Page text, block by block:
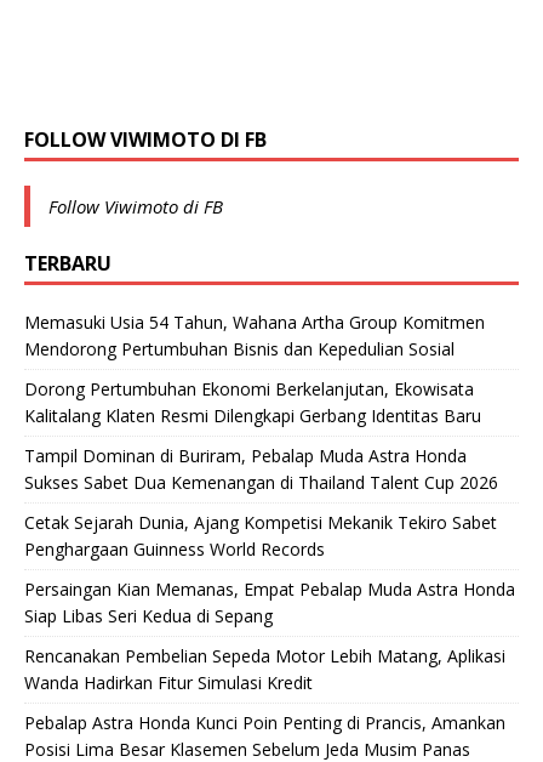
FOLLOW VIWIMOTO DI FB
Follow Viwimoto di FB
TERBARU
Memasuki Usia 54 Tahun, Wahana Artha Group Komitmen
Mendorong Pertumbuhan Bisnis dan Kepedulian Sosial
Dorong Pertumbuhan Ekonomi Berkelanjutan, Ekowisata
Kalitalang Klaten Resmi Dilengkapi Gerbang Identitas Baru
Tampil Dominan di Buriram, Pebalap Muda Astra Honda
Sukses Sabet Dua Kemenangan di Thailand Talent Cup 2026
Cetak Sejarah Dunia, Ajang Kompetisi Mekanik Tekiro Sabet
Penghargaan Guinness World Records
Persaingan Kian Memanas, Empat Pebalap Muda Astra Honda
Siap Libas Seri Kedua di Sepang
Rencanakan Pembelian Sepeda Motor Lebih Matang, Aplikasi
Wanda Hadirkan Fitur Simulasi Kredit
Pebalap Astra Honda Kunci Poin Penting di Prancis, Amankan
Posisi Lima Besar Klasemen Sebelum Jeda Musim Panas